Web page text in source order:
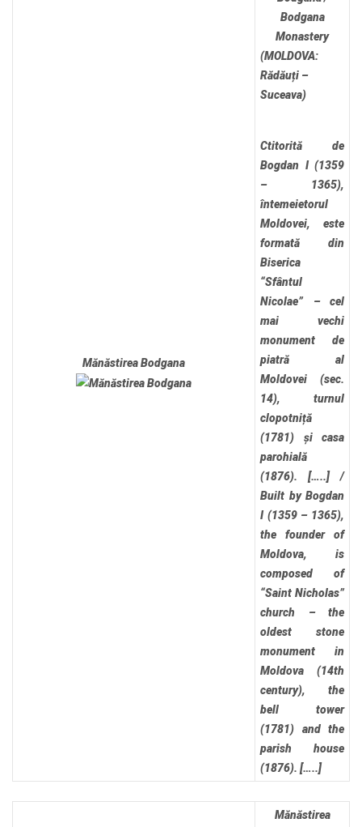
Mănăstirea Bodgana
Bodgana
Monastery
(MOLDOVA:
Rădăuți –
Suceava)
Ctitorită de
Bogdan I (1359
– 1365),
întemeietorul
Moldovei, este
formată din
Biserica
“Sfântul
Nicolae” – cel
mai vechi
monument de
piatră al
Moldovei (sec.
14), turnul
clopotniță
(1781) și casa
parohială
(1876). […..] /
Built by Bogdan
I (1359 – 1365),
the founder of
Moldova, is
composed of
“Saint Nicholas”
church – the
oldest stone
monument in
Moldova (14th
century), the
bell tower
(1781) and the
parish house
(1876). […..]
Mănăstirea